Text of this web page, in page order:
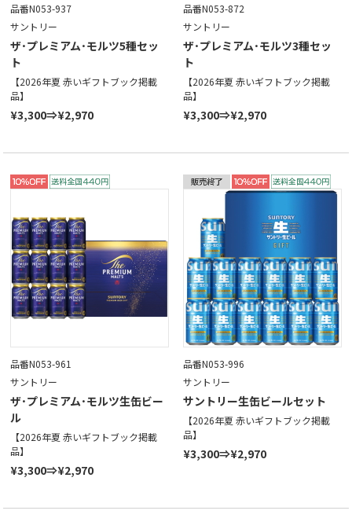
品番N053-937
サントリー
ザ･プレミアム･モルツ5種セッ
ト
【2026年夏 赤いギフトブック掲載
品】
¥3,300⇒¥2,970
品番N053-872
サントリー
ザ･プレミアム･モルツ3種セッ
ト
【2026年夏 赤いギフトブック掲載
品】
¥3,300⇒¥2,970
品番N053-961
サントリー
ザ･プレミアム･モルツ生缶ビー
ル
【2026年夏 赤いギフトブック掲載
品】
¥3,300⇒¥2,970
品番N053-996
サントリー
サントリー生缶ビールセット
【2026年夏 赤いギフトブック掲載
品】
¥3,300⇒¥2,970